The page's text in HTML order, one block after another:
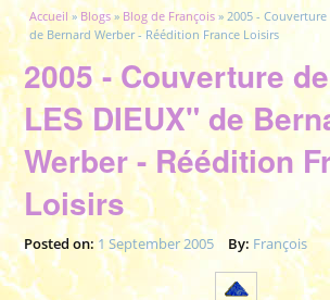
Vous êtes ici
Accueil»Blogs»Blog de François» 2005 - Couverture
de Bernard Werber - Réédition France Loisirs
2005 - Couverture
LES DIEUX" de
Werber - Réédition
Loisirs
Posted on:1 September 2005 By: François